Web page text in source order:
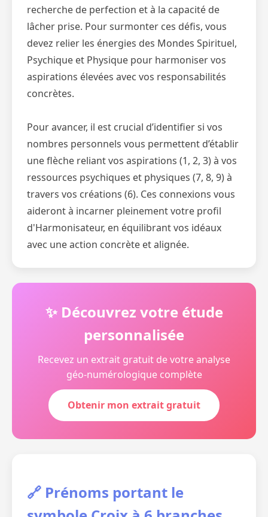
recherche de perfection et à la capacité de
lâcher prise. Pour surmonter ces défis, vous
devez relier les énergies des Mondes Spirituel,
Psychique et Physique pour harmoniser vos
aspirations élevées avec vos responsabilités
concrètes.
Pour avancer, il est crucial d’identifier si vos
nombres personnels vous permettent d’établir
une flèche reliant vos aspirations (1, 2, 3) à vos
ressources psychiques et physiques (7, 8, 9) à
travers vos créations (6). Ces connexions vous
aideront à incarner pleinement votre profil
d'Harmonisateur, en équilibrant vos idéaux
avec une action concrète et alignée.
✨ Découvrez votre étude
personnalisée
Recevez un extrait gratuit de votre analyse
géo-numérologique complète
Obtenir mon extrait gratuit
🔗 Prénoms portant le